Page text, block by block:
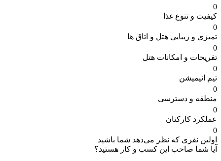
0
کیفیت و تنوع غذا
0
تمیزی و زیبایی هتل و اتاق ها
0
تفریحات و امکانات هتل
0
تیم انیمیشن
0
منطقه و دسترسی
0
عملکرد کارکنان
0
اولین نفری که نظر می‌دهد شما باشید
آیا شما صاحب این کسب و کار هستید؟